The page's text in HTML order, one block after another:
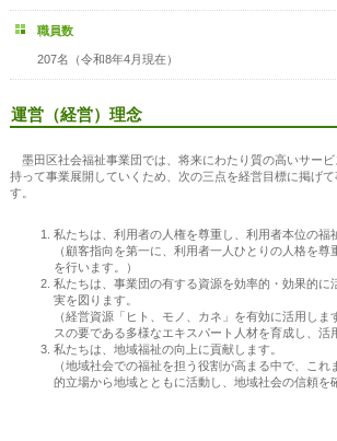
職員数
207名（令和8年4月現在）
運営（経営）理念
墨田区社会福祉事業団では、将来にわたり質の高いサー
持って事業展開していくため、次の三点を経営目標に掲げ
す。
私たちは、利用者の人権を尊重し、利用者本位の福
（顧客指向を第一に、利用者一人ひとりの人格を尊
を行います。）
私たちは、事業団の有する資源を効率的・効果的に
実を図ります。
（経営資源「ヒト、モノ、カネ」を有効に活用し
スの要である多様なエキスパート人材を育成し、活
私たちは、地域福祉の向上に貢献します。
（地域社会での福祉を担う役割が高まる中で、こ
的立場から地域とともに活動し、地域社会の信頼を